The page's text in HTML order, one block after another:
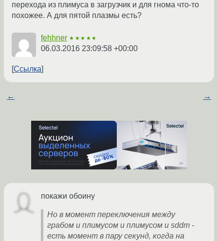
перехода из плимуса в загрузчик и для гнома что-то
похожее. А для пятой плазмы есть?
fehhner ★★★★★
06.03.2016 23:09:58 +00:00
Ссылка
← →
покажи обоину
Но в момент переключения между
грабом и плимусом и плимусом и sddm -
есть момент в пару секунд, когда на